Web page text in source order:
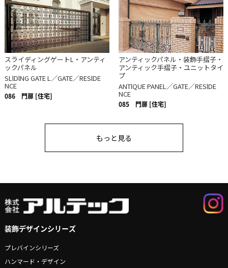
スライディングゲートL・アンティ
ックパネル
SLlDlNG GATE L／GATE／RESlDE
NCE
086 門扉 [住宅]
アンティックパネル・装飾手摺子・
アンティック手摺子・ユニットタイ
プ
ANTlQUE PANEL／GATE／RESlDE
NCE
085 門扉 [住宅]
もっと見る
装飾デザインシリーズ
プレバインシリーズ
ハンマード・デザイン